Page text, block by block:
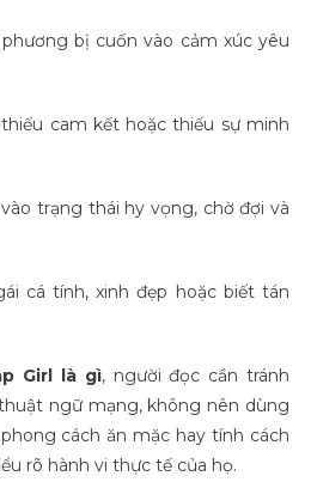
bị cuốn vào cảm xúc yêu
cam kết hoặc thiếu sự minh
vào trạng thái hy vọng, chờ đợi và
cá tính, xinh đẹp hoặc biết tán
Girl là gì, người đọc cần tránh
ngữ mạng, không nên dùng
cách ăn mặc hay tính cách
rõ hành vi thực tế của họ.